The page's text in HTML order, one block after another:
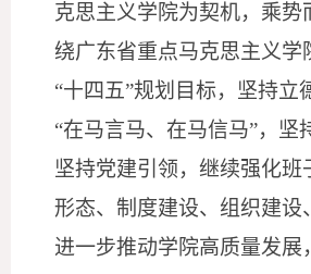
克思主义学院为契机，乘势
绕广东省重点马克思主义学
“十四五”规划目标，坚持立
“在马言马、在马信马”，坚
坚持党建引领，继续强化班
形态、制度建设、组织建设
进一步推动学院高质量发展